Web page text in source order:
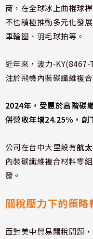
商，在全球冰上曲棍球
不也積極推動多元化發
車輪圈、羽毛球拍等。
近年來，波力-
注於飛機內裝碳纖維複
2024年，受惠於高階碳
併營收年增24.25%，創
公司在台中大里設有航
內裝碳纖維複合材料零
發。
關稅壓力下的策略
面對美中貿易關稅問題